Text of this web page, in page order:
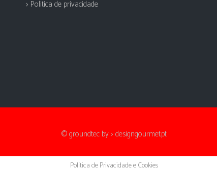
> Politica de privacidade
© groundtec by> designgourmet.pt
Política de Privacidade e Cookies